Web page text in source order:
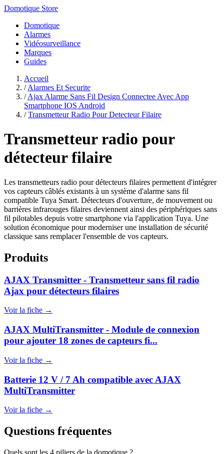
Domotique Store
Domotique
Alarmes
Vidéosurveillance
Marques
Guides
Accueil
/ Alarmes Et Securite
/ Ajax Alarme Sans Fil Design Connectee Avec App
Smartphone IOS Android
/ Transmetteur Radio Pour Detecteur Filaire
Transmetteur radio pour
détecteur filaire
Les transmetteurs radio pour détecteurs filaires permettent d'intégrer
vos capteurs câblés existants à un système d'alarme sans fil
compatible Tuya Smart. Détecteurs d'ouverture, de mouvement ou
barrières infrarouges filaires deviennent ainsi des périphériques sans
fil pilotables depuis votre smartphone via l'application Tuya. Une
solution économique pour moderniser une installation de sécurité
classique sans remplacer l'ensemble de vos capteurs.
Produits
AJAX Transmitter - Transmetteur sans fil radio
Ajax pour détecteurs filaires
Voir la fiche →
AJAX MultiTransmitter - Module de connexion
pour ajouter 18 zones de capteurs fi...
Voir la fiche →
Batterie 12 V / 7 Ah compatible avec AJAX
MultiTransmitter
Voir la fiche →
Questions fréquentes
Quels sont les 4 piliers de la domotique ?